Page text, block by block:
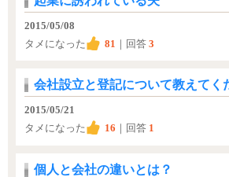
2015/05/08
タメになった
81 ｜回答 3
会社設立と登記について教えてく
2015/05/21
タメになった
16 ｜回答 1
個人と会社の違いとは？